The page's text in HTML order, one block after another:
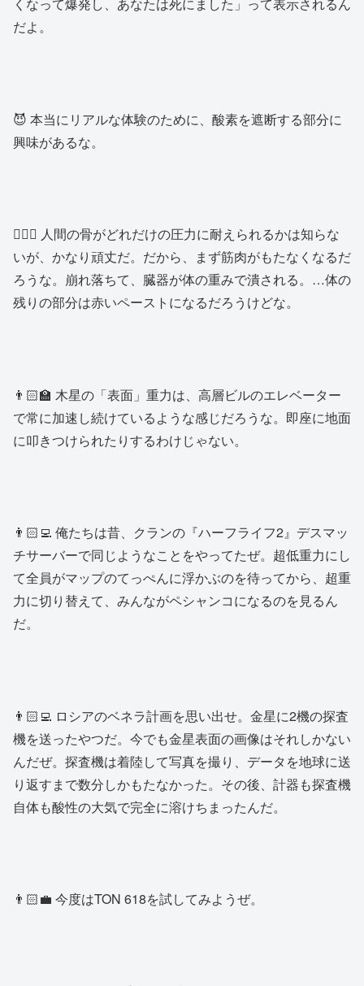
だよ。
😈 本当にリアルな体験のために、酸素を遮断する部分に
興味があるな。
👨🏻‍⚕️ 人間の骨がどれだけの圧力に耐えられるかは知らな
いが、かなり頑丈だ。だから、まず筋肉がもたなくなるだ
ろうな。崩れ落ちて、臓器が体の重みで潰される。…体の
残りの部分は赤いペーストになるだろうけどな。
👨🏻‍🏫 木星の「表面」重力は、高層ビルのエレベーター
で常に加速し続けているような感じだろうな。即座に地面
に叩きつけられたりするわけじゃない。
👨🏻‍💻 俺たちは昔、クランの『ハーフライフ2』デスマッ
チサーバーで同じようなことをやってたぜ。超低重力にし
て全員がマップのてっぺんに浮かぶのを待ってから、超重
力に切り替えて、みんながペシャンコになるのを見るん
だ。
👨🏻‍💻 ロシアのベネラ計画を思い出せ。金星に2機の探査
機を送ったやつだ。今でも金星表面の画像はそれしかない
んだぜ。探査機は着陸して写真を撮り、データを地球に送
り返すまで数分しかもたなかった。その後、計器も探査機
自体も酸性の大気で完全に溶けちまったんだ。
👨🏻‍💼 今度はTON 618を試してみようぜ。